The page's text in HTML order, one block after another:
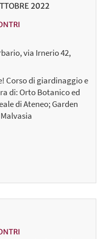
2022
via Irnerio 42,
Corso di giardinaggio e
di: Orto Botanico ed
di Ateneo; Garden